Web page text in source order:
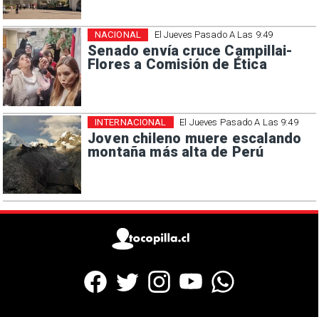
El Jueves Pasado A Las 9:49
Senado envía cruce Campillai-
Flores a Comisión de Ética
NACIONAL
El Jueves Pasado A Las 9:49
Joven chileno muere escalando
montaña más alta de Perú
INTERNACIONAL